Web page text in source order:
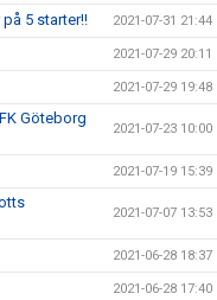
5 starter!! 2021-07-31 21:44
2021-07-29 20:11
2021-07-29 19:48
Göteborg
2021-07-23 10:00
2021-07-19 15:39
2021-07-07 13:53
2021-06-28 18:37
2021-06-28 17:40